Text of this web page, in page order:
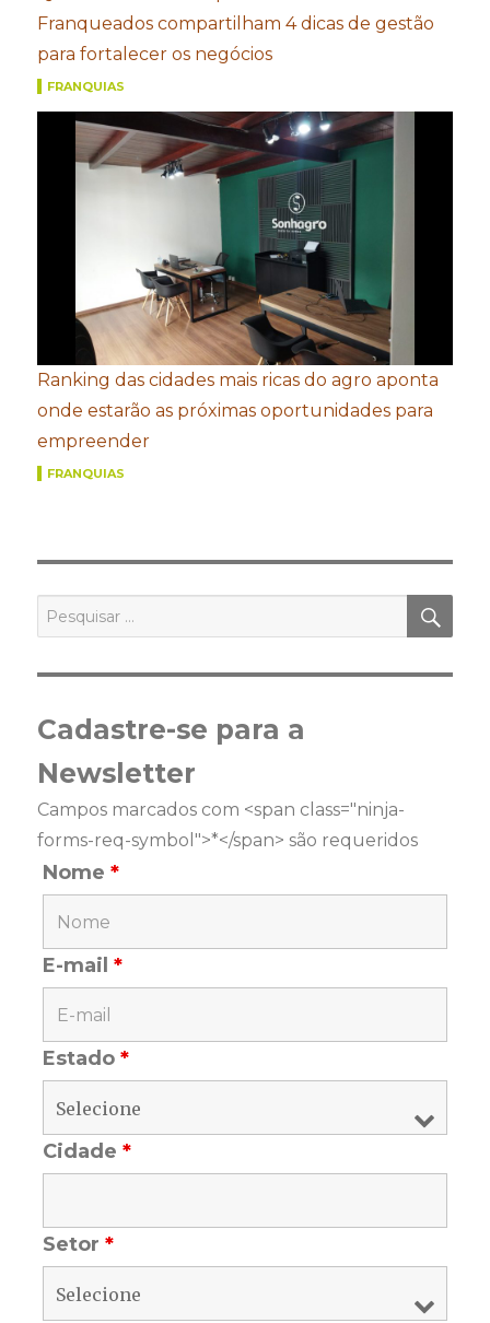
Franqueados compartilham 4 dicas de gestão
para fortalecer os negócios
FRANQUIAS
Ranking das cidades mais ricas do agro aponta
onde estarão as próximas oportunidades para
empreender
FRANQUIAS
por:
Cadastre-se para a
Newsletter
Campos marcados com <span class="ninja-
forms-req-symbol">*</span> são requeridos
Nome*
E-mail*
Estado*
Cidade*
Setor*